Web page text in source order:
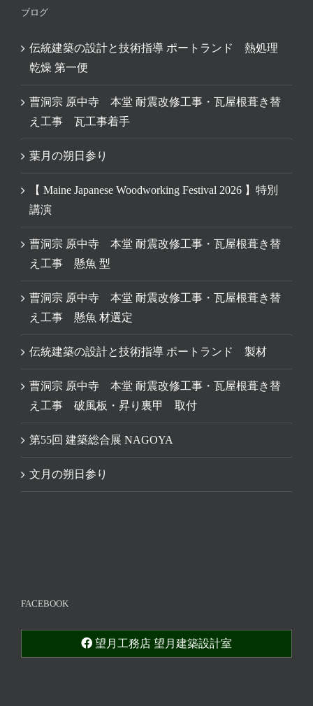
ブログ
伝統建築の設計と技術指導 ポートランド 熱処理
乾燥 第一便
曹洞宗 原中寺 本堂 耐震改修工事・瓦屋根葺き替
え工事 瓦工事着手
葉月の朔日参り
【 Maine Japanese Woodworking Festival 2026 】特別
講演
曹洞宗 原中寺 本堂 耐震改修工事・瓦屋根葺き替
え工事 懸魚 型
曹洞宗 原中寺 本堂 耐震改修工事・瓦屋根葺き替
え工事 懸魚 材選定
伝統建築の設計と技術指導 ポートランド 製材
曹洞宗 原中寺 本堂 耐震改修工事・瓦屋根葺き替
え工事 破風板・昇り裏甲 取付
第55回 建築総合展 NAGOYA
文月の朔日参り
FACEBOOK
望月工務店 望月建築設計室